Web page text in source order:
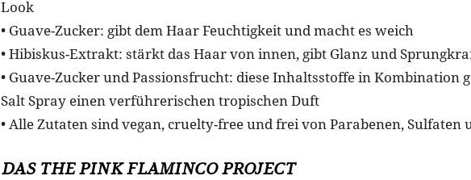
Look
• Guave-Zucker: gibt dem Haar Feuchtigkeit und macht es weich
• Hibiskus-Extrakt: stärkt das Haar von innen, gibt Glanz und
• Guave-Zucker und Passionsfrucht: diese Inhaltsstoffe in Kombination
Salt Spray einen verführerischen tropischen Duft
• Alle Zutaten sind vegan, cruelty-free und frei von Parabenen, Sulfaten
DAS THE PINK FLAMINCO PROJECT